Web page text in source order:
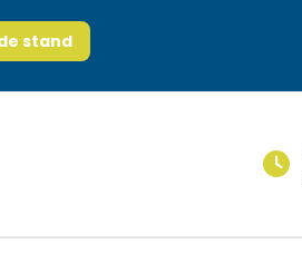
stand